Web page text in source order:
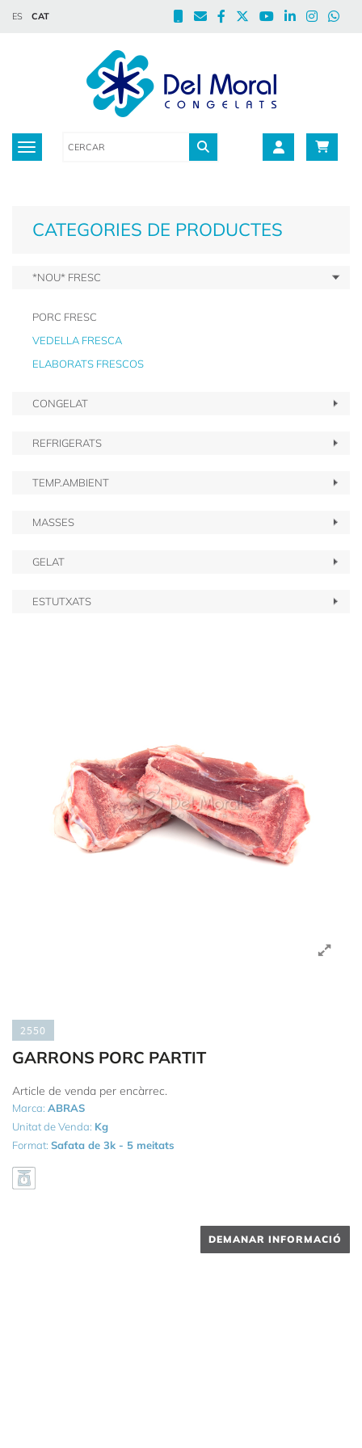
ES CAT
Toggle navigation
CATEGORIES DE PRODUCTES
*NOU* FRESC
PORC FRESC
VEDELLA FRESCA
ELABORATS FRESCOS
CONGELAT
REFRIGERATS
TEMP.AMBIENT
MASSES
GELAT
ESTUTXATS
2550
GARRONS PORC PARTIT
Article de venda per encàrrec.
Marca: ABRAS
Unitat de Venda: Kg
Format: Safata de 3k - 5 meitats
DEMANAR INFORMACIÓ